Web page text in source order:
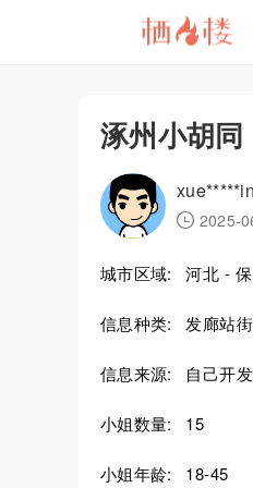
涿州小胡同
2025-
城市区域: 河北 -
信息种类: 发廊站街
信息来源: 自己开发
小姐数量: 15
小姐年龄: 18-45